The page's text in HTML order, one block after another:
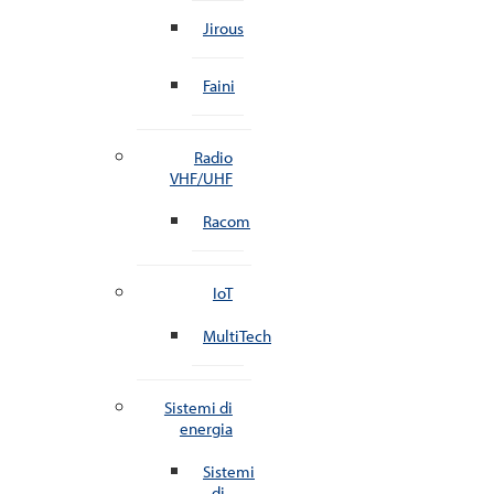
Jirous
Faini
Radio
VHF/UHF
Racom
IoT
MultiTech
Sistemi di
energia
Sistemi